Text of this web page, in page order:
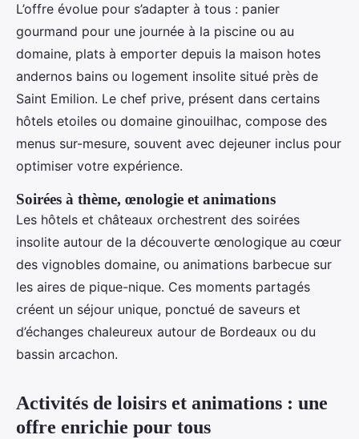
L’offre évolue pour s’adapter à tous : panier
gourmand pour une journée à la piscine ou au
domaine, plats à emporter depuis la maison hotes
andernos bains ou logement insolite situé près de
Saint Emilion. Le chef prive, présent dans certains
hôtels etoiles ou domaine ginouilhac, compose des
menus sur-mesure, souvent avec dejeuner inclus pour
optimiser votre expérience.
Soirées à thème, œnologie et animations
Les hôtels et châteaux orchestrent des soirées
insolite autour de la découverte œnologique au cœur
des vignobles domaine, ou animations barbecue sur
les aires de pique-nique. Ces moments partagés
créent un séjour unique, ponctué de saveurs et
d’échanges chaleureux autour de Bordeaux ou du
bassin arcachon.
Activités de loisirs et animations : une
offre enrichie pour tous